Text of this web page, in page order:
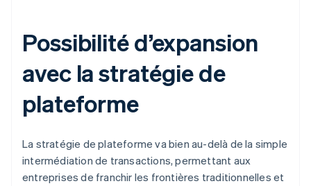
Possibilité d’expansion
avec la stratégie de
plateforme
La stratégie de plateforme va bien au-delà de la simple
intermédiation de transactions, permettant aux
entreprises de franchir les frontières traditionnelles et